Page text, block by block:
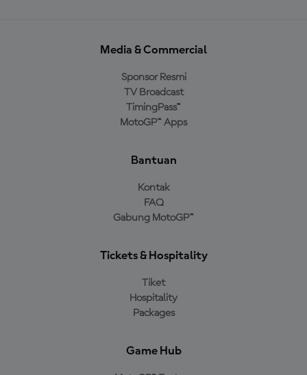
Media & Commercial
Sponsor Resmi
TV Broadcast
TimingPass™
MotoGP™ Apps
Bantuan
Kontak
FAQ
Gabung MotoGP™
Tickets & Hospitality
Tiket
Hospitality
Packages
Game Hub